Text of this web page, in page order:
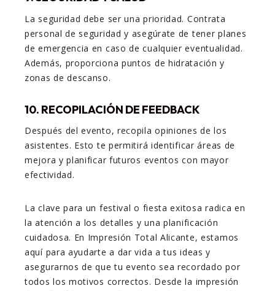
La seguridad debe ser una prioridad. Contrata
personal de seguridad y asegúrate de tener planes
de emergencia en caso de cualquier eventualidad.
Además, proporciona puntos de hidratación y
zonas de descanso.
10. RECOPILACIÓN DE FEEDBACK
Después del evento, recopila opiniones de los
asistentes. Esto te permitirá identificar áreas de
mejora y planificar futuros eventos con mayor
efectividad.
La clave para un festival o fiesta exitosa radica en
la atención a los detalles y una planificación
cuidadosa. En Impresión Total Alicante, estamos
aquí para ayudarte a dar vida a tus ideas y
asegurarnos de que tu evento sea recordado por
todos los motivos correctos. Desde la impresión